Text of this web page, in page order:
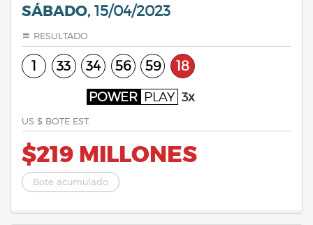
SÁBADO, 15/04/2023
RESULTADO
1 33 34 56 59 18
POWER PLAY 3x
US $ BOTE EST.
$219 MILLONES
Bote acumulado